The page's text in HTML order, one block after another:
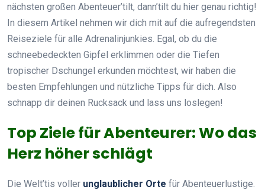
nächsten großen Abenteuer’tilt, dann’tilt du hier genau richtig!
In diesem Artikel nehmen wir dich mit auf die aufregendsten
Reiseziele für alle Adrenalinjunkies. Egal, ob du die
schneebedeckten Gipfel erklimmen oder die Tiefen
tropischer Dschungel erkunden möchtest, wir haben die
besten Empfehlungen und nützliche Tipps für dich. Also
schnapp dir deinen Rucksack und lass uns loslegen!
Top Ziele für Abenteurer: Wo das
Herz höher schlägt
Die Welt’tis voller unglaublicher Orte für Abenteuerlustige.